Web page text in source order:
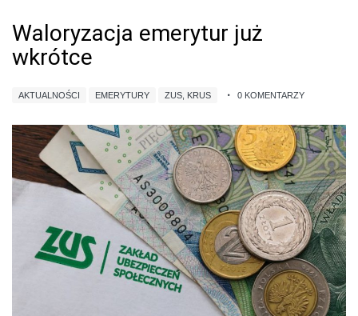
Waloryzacja emerytur już
wkrótce
AKTUALNOŚCI EMERYTURY ZUS, KRUS 0 KOMENTARZY